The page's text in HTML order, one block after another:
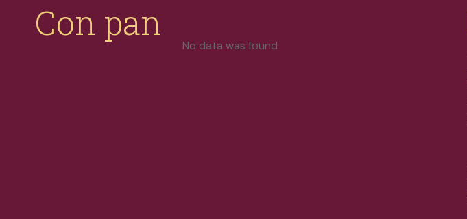
Con pan
No data was found